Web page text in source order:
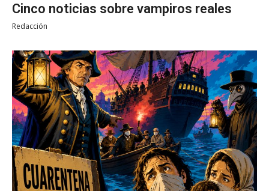
Cinco noticias sobre vampiros reales
Redacción